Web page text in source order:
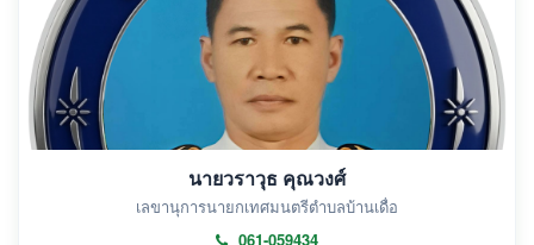
นายวราวุธ คุณวงศ์
เลขานุการนายกเทศมนตรีตำบลบ้านเดื่อ
061-059434